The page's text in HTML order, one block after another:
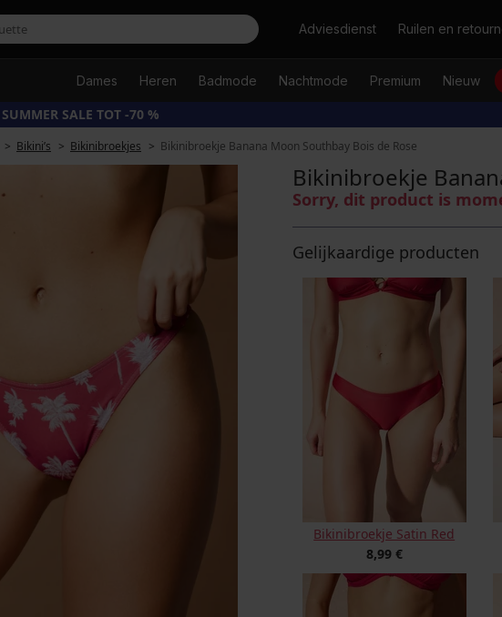
ZoekenAdviesdienst Ruilen en
Dames Heren Badmode Nachtmode Premium Nieuw
SUMMER SALE TOT -70 %
Bikini’s Bikinibroekjes Bikinibroekje Banana Moon Southbay Bois de Rose
Bikinibroekje
Sorry, dit product is
Gelijkaardige producten
Bikinibroekje Satin Red
8,99 €